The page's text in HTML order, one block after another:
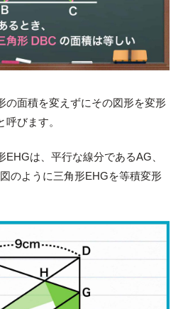
の面積を変えずにその図形を変形
呼びます。
は、平行な線分であるAG、
のように三角形EHGを等積変形